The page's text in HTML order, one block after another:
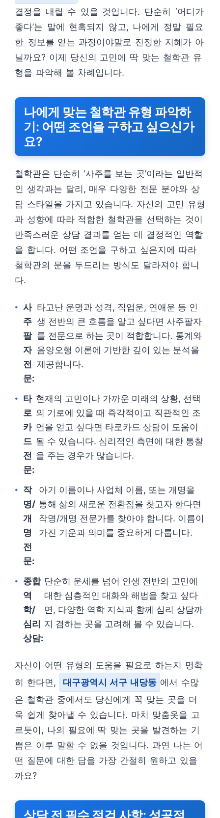
결정을 내릴 수 있을 것입니다. 단순히 ‘어디가
좋다’는 말에 현혹되지 않고, 나에게 정말 필요
한 정보를 얻는 과정이야말로 진정한 지혜가 아
닐까요? 이제 당신의 고민에 딱 맞는 철학관 유
형을 파악해 볼 차례입니다.
나에게 맞는 철학관 유형 파악하
기: 어떤 조언을 구하고 싶으신가
요?
철학관은 단순히 ‘사주를 보는 곳’이라는 일반적
인 생각과는 달리, 매우 다양한 전문 분야와 상
담 스타일을 가지고 있습니다. 자신의 고민 유형
과 성향에 따라 적합한 철학관을 선택하는 것이
만족스러운 상담 결과를 얻는 데 결정적인 역할
을 합니다. 어떤 조언을 구하고 싶은지에 따라
철학관의 문을 두드리는 방식도 달라져야 합니
다.
사
주
팔
자
전
문:
타고난 운명과 성격, 직업운, 연애운 등 인
생 전반의 큰 흐름을 알고 싶다면 사주팔자
를 전문으로 하는 곳이 적합합니다. 통계와
음양오행 이론에 기반한 깊이 있는 분석을
제공합니다.
타
로
카
드
전
문:
현재의 고민이나 가까운 미래의 상황, 선택
의 기로에 있을 때 즉각적이고 직관적인 조
언을 얻고 싶다면 타로카드 상담이 도움이
될 수 있습니다. 심리적인 측면에 대한 통찰
을 주는 경우가 많습니다.
작
명/
개
명
전
문:
아기 이름이나 사업체 이름, 또는 개명을
통해 삶의 새로운 전환점을 찾고자 한다면
작명/개명 전문가를 찾아야 합니다. 이름이
가진 기운과 의미를 중요하게 다룹니다.
종합
역
학/
심리
상담:
단순히 운세를 넘어 인생 전반의 고민에
대한 심층적인 대화와 해법을 찾고 싶다
면, 다양한 역학 지식과 함께 심리 상담까
지 겸하는 곳을 고려해 볼 수 있습니다.
자신이 어떤 유형의 도움을 필요로 하는지 명확
히 한다면,
대구광역시 서구 내당동 에서 수많
은 철학관 중에서도 당신에게 꼭 맞는 곳을 더
욱 쉽게 찾아낼 수 있습니다. 마치 맞춤옷을 고
르듯이, 나의 필요에 딱 맞는 곳을 발견하는 기
쁨은 이루 말할 수 없을 것입니다. 과연 나는 어
떤 질문에 대한 답을 가장 간절히 원하고 있을
까요?